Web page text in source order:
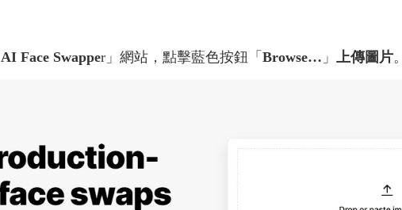
AI Face Swapper」網站，點擊藍色按鈕「 Browse… 」 上傳圖片